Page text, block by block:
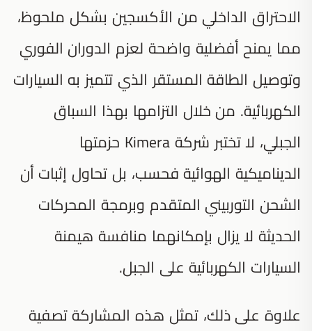
الاحتراق الداخلي من الأكسجين بشكل ملحوظ،
مما يمنح أفضلية واضحة لعزم الدوران الفوري
وتوصيل الطاقة المستقر الذي تتميز به السيارات
الكهربائية. من خلال التزامها بهذا السباق
الجبلي، لا تختبر شركة Kimera حزمتها
الديناميكية الهوائية فحسب، بل تحاول إثبات أن
الشحن التوربيني المتقدم وبرمجة المحركات
الحديثة لا يزال بإمكانهما منافسة هيمنة
السيارات الكهربائية على الجبل.
علاوة على ذلك، تمثل هذه المشاركة تصفية